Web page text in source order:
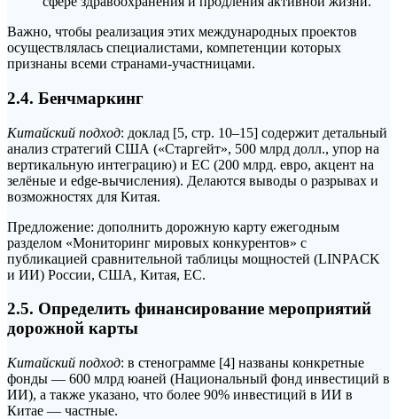
Важно, чтобы реализация этих международных проектов
осуществлялась специалистами, компетенции которых
признаны всеми странами-участницами.
2.4. Бенчмаркинг
Китайский подход: доклад [5, стр. 10–15] содержит детальный
анализ стратегий США («Старгейт», 500 млрд долл., упор на
вертикальную интеграцию) и ЕС (200 млрд. евро, акцент на
зелёные и edge-вычисления). Делаются выводы о разрывах и
возможностях для Китая.
Предложение: дополнить дорожную карту ежегодным
разделом «Мониторинг мировых конкурентов» с
публикацией сравнительной таблицы мощностей (LINPACK
и ИИ) России, США, Китая, ЕС.
2.5. Определить финансирование мероприятий
дорожной карты
Китайский подход: в стенограмме [4] названы конкретные
фонды — 600 млрд юаней (Национальный фонд инвестиций в
ИИ), а также указано, что более 90% инвестиций в ИИ в
Китае — частные.